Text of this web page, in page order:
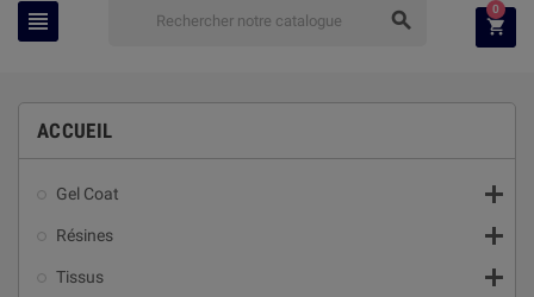
  
0
ACCUEIL
Gel Coat 
Résines 
Tissus 